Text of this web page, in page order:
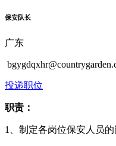
保安队长
广东
投递职位
职责：
1、制定各岗位保安人员的